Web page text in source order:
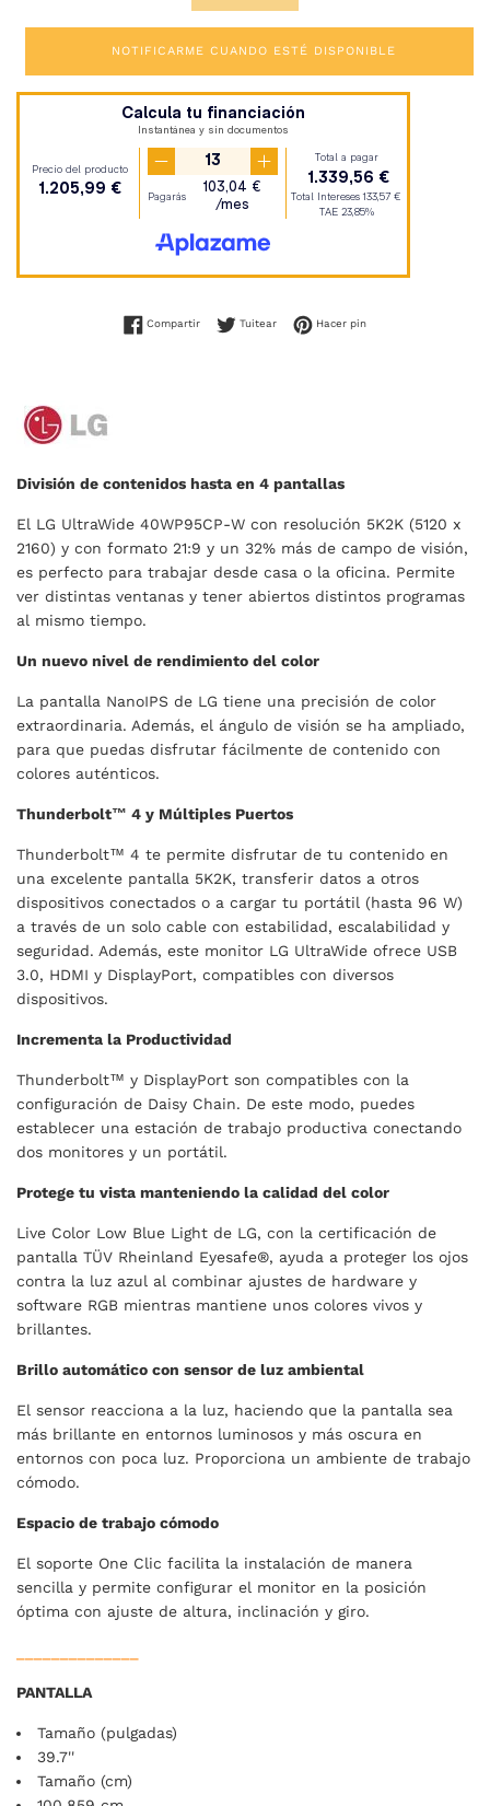
NOTIFICARME CUANDO ESTÉ DISPONIBLE
CompartirCompartir en Facebook
TuitearTuitear en Twitter
Hacer pinPinear en Pinterest
División de contenidos hasta en 4 pantallas
El LG UltraWide 40WP95CP-W con resolución 5K2K (5120 x
2160) y con formato 21:9 y un 32% más de campo de visión,
es perfecto para trabajar desde casa o la oficina. Permite
ver distintas ventanas y tener abiertos distintos programas
al mismo tiempo.
Un nuevo nivel de rendimiento del color
La pantalla NanoIPS de LG tiene una precisión de color
extraordinaria. Además, el ángulo de visión se ha ampliado,
para que puedas disfrutar fácilmente de contenido con
colores auténticos.
Thunderbolt™ 4 y Múltiples Puertos
Thunderbolt™ 4 te permite disfrutar de tu contenido en
una excelente pantalla 5K2K, transferir datos a otros
dispositivos conectados o a cargar tu portátil (hasta 96 W)
a través de un solo cable con estabilidad, escalabilidad y
seguridad. Además, este monitor LG UltraWide ofrece USB
3.0, HDMI y DisplayPort, compatibles con diversos
dispositivos.
Incrementa la Productividad
Thunderbolt™ y DisplayPort son compatibles con la
configuración de Daisy Chain. De este modo, puedes
establecer una estación de trabajo productiva conectando
dos monitores y un portátil.
Protege tu vista manteniendo la calidad del color
Live Color Low Blue Light de LG, con la certificación de
pantalla TÜV Rheinland Eyesafe®, ayuda a proteger los ojos
contra la luz azul al combinar ajustes de hardware y
software RGB mientras mantiene unos colores vivos y
brillantes.
Brillo automático con sensor de luz ambiental
El sensor reacciona a la luz, haciendo que la pantalla sea
más brillante en entornos luminosos y más oscura en
entornos con poca luz. Proporciona un ambiente de trabajo
cómodo.
Espacio de trabajo cómodo
El soporte One Clic facilita la instalación de manera
sencilla y permite configurar el monitor en la posición
óptima con ajuste de altura, inclinación y giro.
PANTALLA
Tamaño (pulgadas)
39.7''
Tamaño (cm)